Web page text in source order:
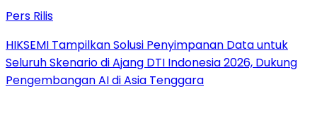
Pers Rilis
HIKSEMI Tampilkan Solusi Penyimpanan Data untuk
Seluruh Skenario di Ajang DTI Indonesia 2026, Dukung
Pengembangan AI di Asia Tenggara